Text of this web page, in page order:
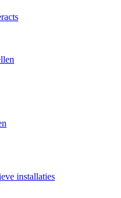
installaties